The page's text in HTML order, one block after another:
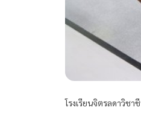
โรงเรียนจิตรลดาวิช